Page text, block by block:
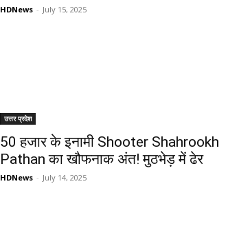
HDNews - July 15, 2025
उत्तर प्रदेश
50 हजार के इनामी Shooter Shahrookh
Pathan का खौफनाक अंत! मुठभेड़ में ढेर
HDNews - July 14, 2025